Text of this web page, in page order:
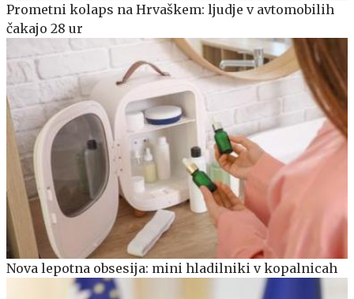
Prometni kolaps na Hrvaškem: ljudje v avtomobilih
čakajo 28 ur
Nova lepotna obsesija: mini hladilniki v kopalnicah